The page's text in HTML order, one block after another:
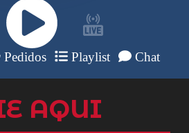
AQUI